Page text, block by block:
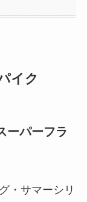
イク
ーパーフラ
・サマーシリ